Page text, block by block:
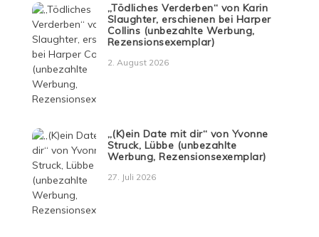
„Tödliches Verderben“ von Karin
Slaughter, erschienen bei Harper
Collins (unbezahlte Werbung,
Rezensionsexemplar)
2. August 2026
„(K)ein Date mit dir“ von Yvonne
Struck, Lübbe (unbezahlte
Werbung, Rezensionsexemplar)
27. Juli 2026